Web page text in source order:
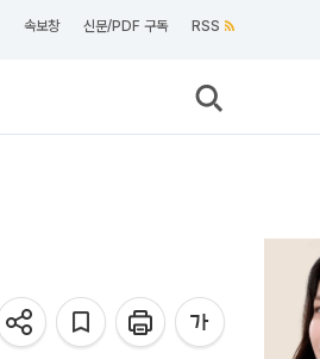
속보창 신문/PDF 구독 RSS